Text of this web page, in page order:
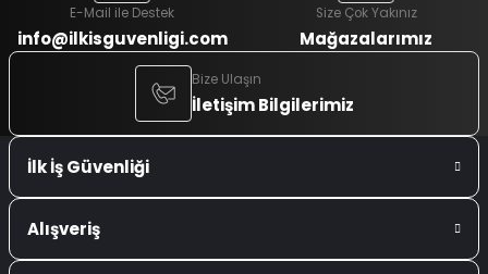
E-Mail ile Destek
info@ilkisguvenligi.com
Size Çok Yakınız
Mağazalarımız
Bize Ulaşın
İletişim Bilgilerimiz
İlk İş Güvenliği
Alışveriş